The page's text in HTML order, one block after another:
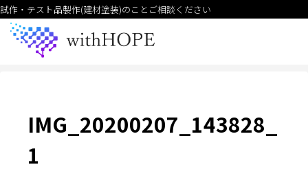
試作・テスト品製作(建材塗装)のことご相談ください
IMG_20200207_143828_
1